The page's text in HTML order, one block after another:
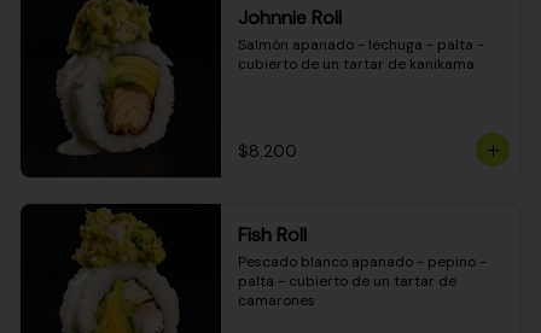
Johnnie Roll
Salmón apanado - lechuga - palta -
cubierto de un tartar de kanikama
$8.200
Fish Roll
Pescado blanco apanado - pepino -
palta - cubierto de un tartar de
camarones